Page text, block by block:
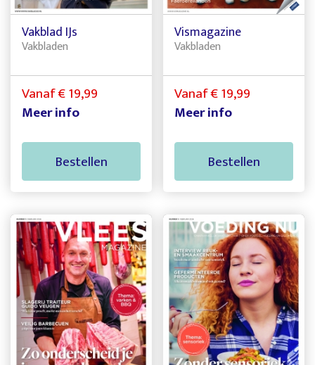
Vakblad IJs
Vakbladen
Vanaf € 19,99
Meer info
Bestellen
Vismagazine
Vakbladen
Vanaf € 19,99
Meer info
Bestellen